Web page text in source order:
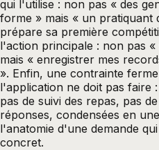
qui l'utilise : non pas « des
forme » mais « un pratiquant
prépare sa première
l'action principale : non pas
mais « enregistrer mes
». Enfin, une contrainte
l'application ne doit pas faire
pas de suivi des repas, pas
réponses, condensées en
l'anatomie d'une demande
concret.